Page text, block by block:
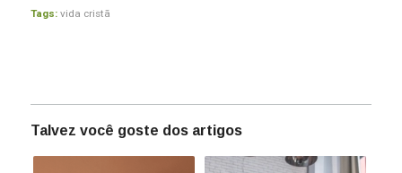
Tags: vida cristã
Talvez você goste dos artigos